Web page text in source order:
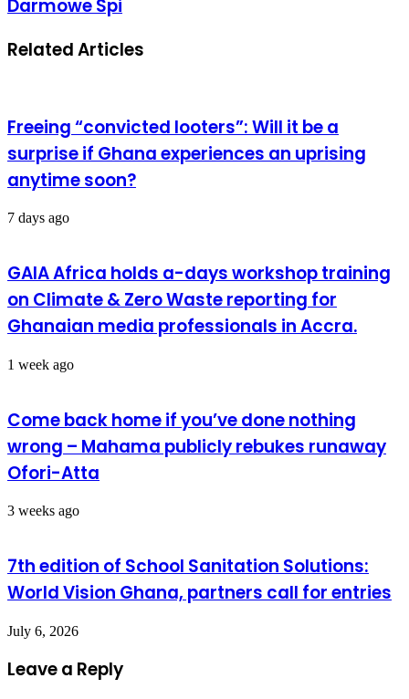
Darmowe Spi
Related Articles
Freeing “convicted looters”: Will it be a
surprise if Ghana experiences an uprising
anytime soon?
7 days ago
GAIA Africa holds a-days workshop training
on Climate & Zero Waste reporting for
Ghanaian media professionals in Accra.
1 week ago
Come back home if you’ve done nothing
wrong – Mahama publicly rebukes runaway
Ofori-Atta
3 weeks ago
7th edition of School Sanitation Solutions:
World Vision Ghana, partners call for entries
July 6, 2026
Leave a Reply